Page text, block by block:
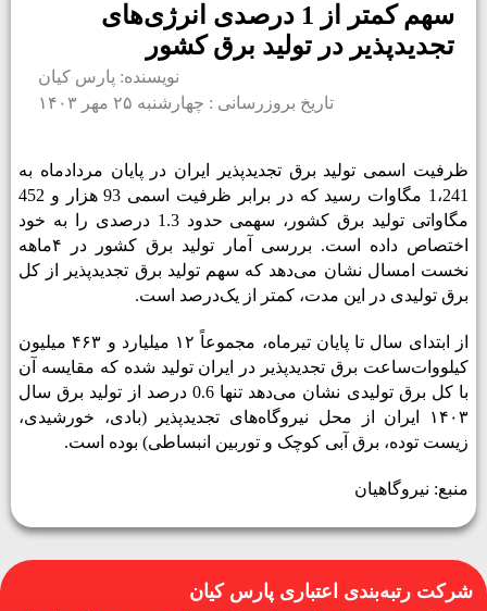
سهم کمتر از 1 درصدی انرژی‌های
تجدیدپذیر در تولید برق کشور
نویسنده: پارس کیان
تاریخ بروزرسانی : چهارشنبه ۲۵ مهر ۱۴۰۳
ظرفیت اسمی تولید برق تجدیدپذیر ایران در پایان مردادماه به
1،241 مگاوات رسید که در برابر ظرفیت اسمی 93 هزار و 452
مگاواتی تولید برق کشور، سهمی حدود 1.3 درصدی را به خود
اختصاص داده است. بررسی آمار تولید برق کشور در ۴‌ماهه
نخست امسال نشان می‌دهد که سهم تولید برق تجدیدپذیر از کل
برق تولیدی در این مدت، کمتر از یک‌درصد است.
از ابتدای سال تا پایان تیرماه، مجموعاً ۱۲ میلیارد و ۴۶۳ میلیون
کیلووات‌ساعت برق تجدیدپذیر در ایران تولید شده که مقایسه آن
با کل برق تولیدی نشان می‌دهد تنها 0.6 درصد از تولید برق سال
۱۴۰۳ ایران از محل نیروگاه‌های تجدیدپذیر (بادی، خورشیدی،
زیست توده، برق آبی کوچک و توربین انبساطی) بوده است.
منبع: نیروگاهیان
شرکت رتبه‌بندی اعتباری پارس کیان